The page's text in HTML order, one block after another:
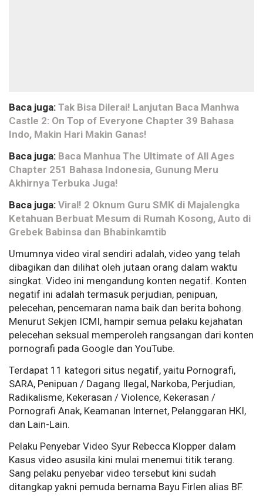
Baca juga: Tak Bisa Dilerai! Lanjutan Baca Manhwa
Castle 2: On Top of Everyone Chapter 39 Bahasa
Indo, Makin Hari Makin Ganas!
Baca juga: Baca Manhua The Ultimate of All Ages
Chapter 251 Bahasa Indonesia, Gunung Meru
Akhirnya Terbuka Juga!
Baca juga: Viral! 2 Oknum Guru SMK di Majalengka
Ketahuan Berbuat Mesum di Rumah Kosong, Auto di
Grebek Babinsa dan Bhabinkamtib
Umumnya video viral sendiri adalah, video yang telah
dibagikan dan dilihat oleh jutaan orang dalam waktu
singkat. Video ini mengandung konten negatif. Konten
negatif ini adalah termasuk perjudian, penipuan,
pelecehan, pencemaran nama baik dan berita bohong.
Menurut Sekjen ICMI, hampir semua pelaku kejahatan
pelecehan seksual memperoleh rangsangan dari konten
pornografi pada Google dan YouTube.
Terdapat 11 kategori situs negatif, yaitu Pornografi,
SARA, Penipuan / Dagang Ilegal, Narkoba, Perjudian,
Radikalisme, Kekerasan / Violence, Kekerasan /
Pornografi Anak, Keamanan Internet, Pelanggaran HKI,
dan Lain-Lain.
Pelaku Penyebar Video Syur Rebecca Klopper dalam
Kasus video asusila kini mulai menemui titik terang.
Sang pelaku penyebar video tersebut kini sudah
ditangkap yakni pemuda bernama Bayu Firlen alias BF.